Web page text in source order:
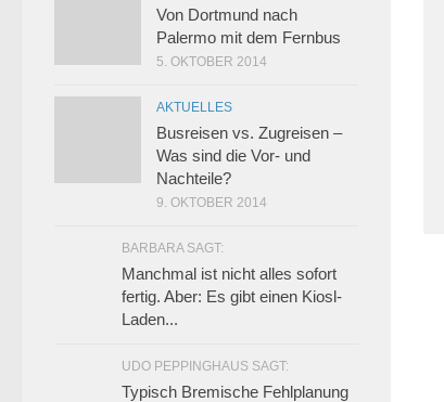
Von Dortmund nach
Palermo mit dem Fernbus
5. OKTOBER 2014
AKTUELLES
Busreisen vs. Zugreisen –
Was sind die Vor- und
Nachteile?
9. OKTOBER 2014
BARBARA SAGT:
Manchmal ist nicht alles sofort
fertig. Aber: Es gibt einen Kiosl-
Laden...
UDO PEPPINGHAUS SAGT:
Typisch Bremische Fehlplanung